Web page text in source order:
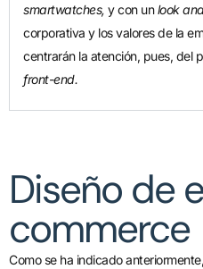
smartwatches, y con unlook
corporativa y los valores de la
centrarán la atención, pues, del
front-end.
Diseño de
commerce
Como se ha indicado